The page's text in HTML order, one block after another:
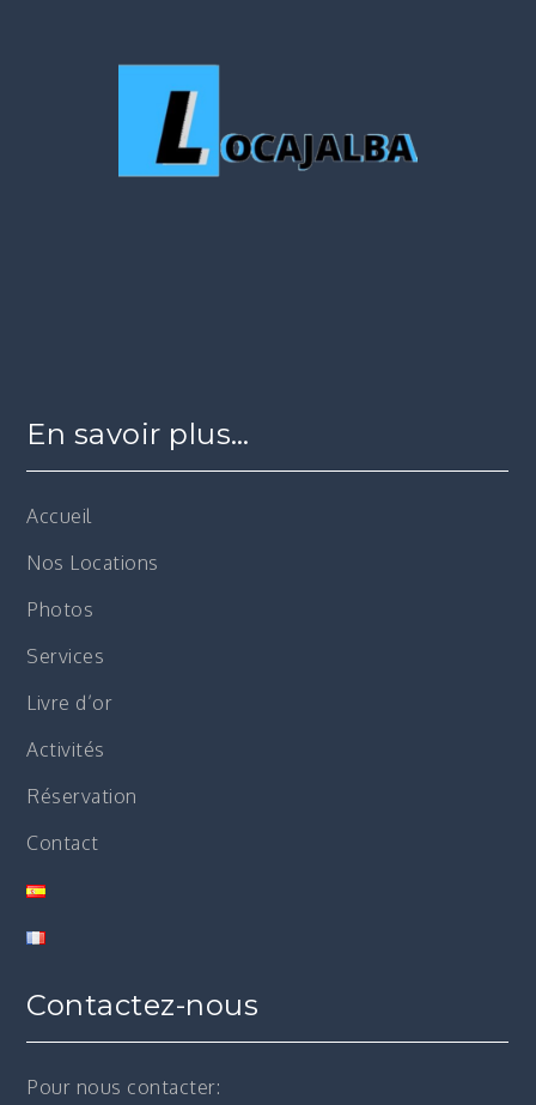
En savoir plus…
Accueil
Nos Locations
Photos
Services
Livre d’or
Activités
Réservation
Contact
Contactez-nous
Pour nous contacter: